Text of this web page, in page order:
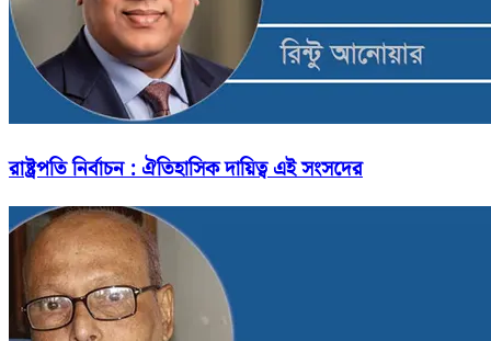
রাষ্ট্রপতি নির্বাচন : ঐতিহাসিক দায়িত্ব এই সংসদের